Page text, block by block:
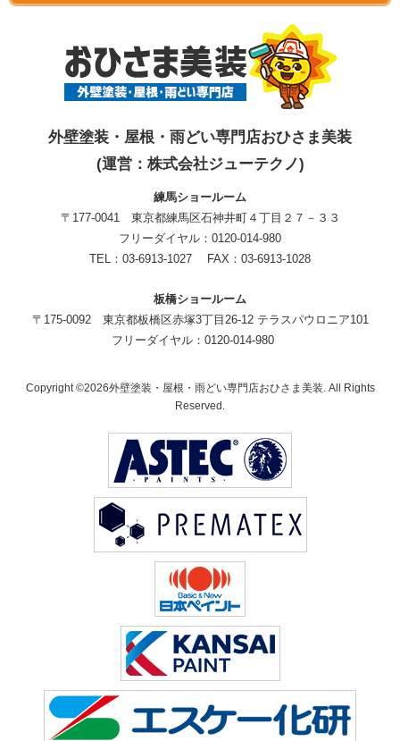
外壁塗装・屋根・雨どい専門店おひさま美装
(運営：株式会社ジューテクノ)
練馬ショールーム
〒177-0041 東京都練馬区石神井町４丁目２７－３３
フリーダイヤル：0120-014-980
TEL：03-6913-1027 FAX：03-6913-1028
板橋ショールーム
〒175-0092 東京都板橋区赤塚3丁目26-12 テラスパウロニア101
フリーダイヤル：0120-014-980
Copyright ©2026外壁塗装・屋根・雨どい専門店おひさま美装. All Rights
Reserved.